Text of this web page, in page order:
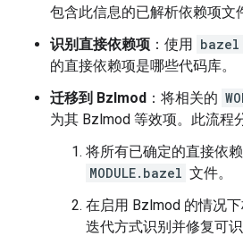
包含此信息的已解析依赖项文
识别直接依赖项 ：使用
的直接依赖项是哪些代码库。
迁移到 Bzlmod ：将相关的
为其 Bzlmod 等效项。此流程
将所有已确定的直接依
MODULE.bazel 文件。
在启用 Bzlmod 的情况
迭代方式识别并修复可